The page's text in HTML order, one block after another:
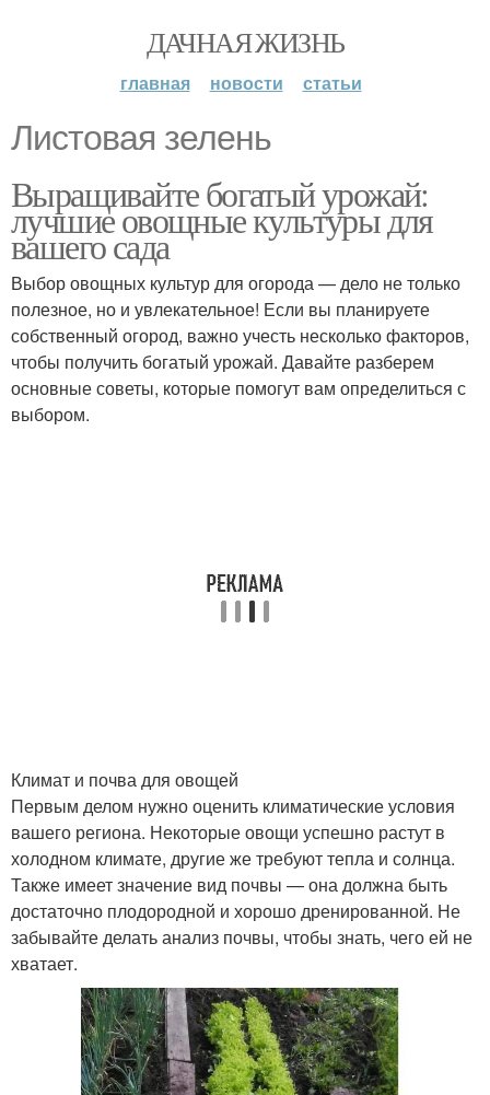
ДАЧНАЯ ЖИЗНЬ
главная новости статьи
Листовая зелень
Выращивайте богатый урожай:
лучшие овощные культуры для
вашего сада
Выбор овощных культур для огорода — дело не только
полезное, но и увлекательное! Если вы планируете
собственный огород, важно учесть несколько факторов,
чтобы получить богатый урожай. Давайте разберем
основные советы, которые помогут вам определиться с
выбором.
Климат и почва для овощей
Первым делом нужно оценить климатические условия
вашего региона. Некоторые овощи успешно растут в
холодном климате, другие же требуют тепла и солнца.
Также имеет значение вид почвы — она должна быть
достаточно плодородной и хорошо дренированной. Не
забывайте делать анализ почвы, чтобы знать, чего ей не
хватает.